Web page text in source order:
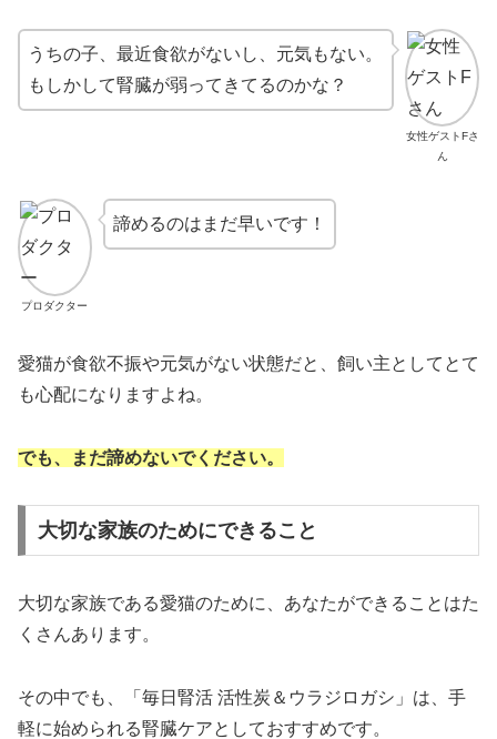
女性ゲストFさ
ん
うちの子、最近食欲がないし、元気もない。
もしかして腎臓が弱ってきてるのかな？
プロダクター
諦めるのはまだ早いです！
愛猫が食欲不振や元気がない状態だと、飼い主としてとて
も心配になりますよね。
でも、まだ諦めないでください。
大切な家族のためにできること
大切な家族である愛猫のために、あなたができることはた
くさんあります。
その中でも、「毎日腎活 活性炭＆ウラジロガシ」は、手
軽に始められる腎臓ケアとしておすすめです。